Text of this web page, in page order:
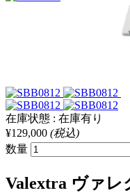
在庫状態 : 在庫有り
¥129,000 (税込)
数量
Valextra ヴァ